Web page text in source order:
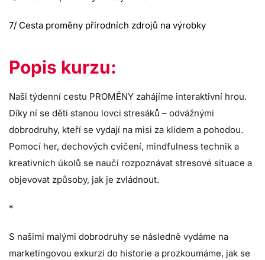
7/ Cesta proměny přírodních zdrojů na výrobky
Popis kurzu:
Naši týdenní cestu PROMĚNY zahájíme interaktivní hrou.
Díky ní se děti stanou lovci stresáků – odvážnými
dobrodruhy, kteří se vydají na misi za klidem a pohodou.
Pomocí her, dechových cvičení, mindfulness technik a
kreativních úkolů se naučí rozpoznávat stresové situace a
objevovat způsoby, jak je zvládnout.
*
S našimi malými dobrodruhy se následně vydáme na
marketingovou exkurzi do historie a prozkoumáme, jak se